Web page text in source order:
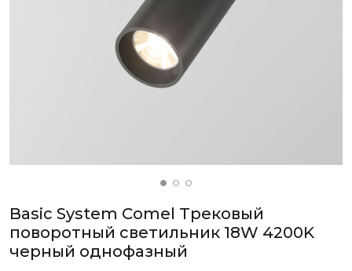
Basic System Comel Трековый
поворотный светильник 18W 4200K
черный однофазный